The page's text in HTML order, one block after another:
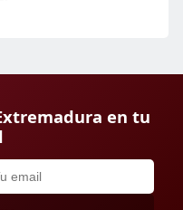
en tu